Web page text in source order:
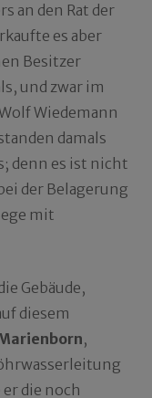
an den Rat der
es aber
Besitzer
und zwar im
Wiedemann
damals
denn es ist nicht
der Belagerung
mit
Gebäude,
diesem
,
die noch